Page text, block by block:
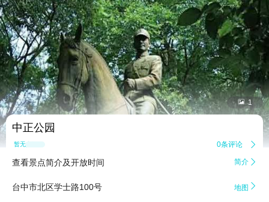
 1
中正公园
暂无点评 0条评论 
查看景点简介及开放时间 简介 
台中市北区学士路100号 地图 
